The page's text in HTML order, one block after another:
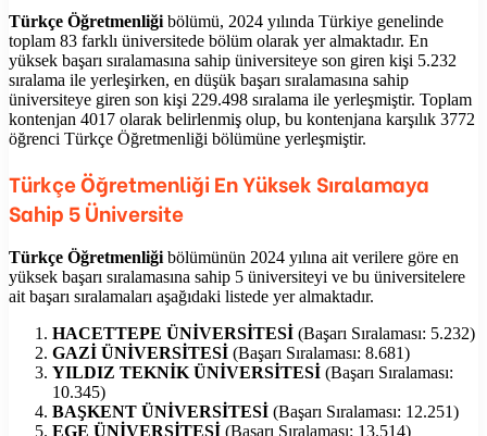
Türkçe Öğretmenliği bölümü, 2024 yılında Türkiye genelinde
toplam 83 farklı üniversitede bölüm olarak yer almaktadır. En
yüksek başarı sıralamasına sahip üniversiteye son giren kişi 5.232
sıralama ile yerleşirken, en düşük başarı sıralamasına sahip
üniversiteye giren son kişi 229.498 sıralama ile yerleşmiştir. Toplam
kontenjan 4017 olarak belirlenmiş olup, bu kontenjana karşılık 3772
öğrenci Türkçe Öğretmenliği bölümüne yerleşmiştir.
Türkçe Öğretmenliği En Yüksek Sıralamaya
Sahip 5 Üniversite
Türkçe Öğretmenliği bölümünün 2024 yılına ait verilere göre en
yüksek başarı sıralamasına sahip 5 üniversiteyi ve bu üniversitelere
ait başarı sıralamaları aşağıdaki listede yer almaktadır.
HACETTEPE ÜNİVERSİTESİ (Başarı Sıralaması: 5.232)
GAZİ ÜNİVERSİTESİ (Başarı Sıralaması: 8.681)
YILDIZ TEKNİK ÜNİVERSİTESİ (Başarı Sıralaması:
10.345)
BAŞKENT ÜNİVERSİTESİ (Başarı Sıralaması: 12.251)
EGE ÜNİVERSİTESİ (Başarı Sıralaması: 13.514)